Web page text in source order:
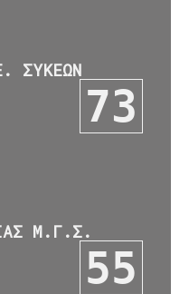
ΣΥΚΕΩΝ
73
Μ.Γ.Σ.
55